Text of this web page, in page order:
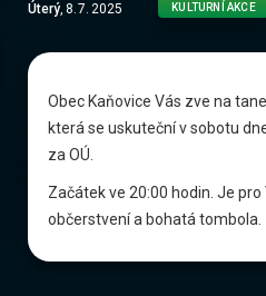
Úterý, 8.7. 2025 KULTURNÍ AKCE
Obec Kaňovice Vás zve na
která se uskuteční v sobotu
za OÚ.
Začátek ve 20:00 hodin. Je
občerstvení a bohatá tombola.